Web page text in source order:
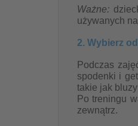
Ważne:
używanych
2. Wybierz
Podczas
spodenki i
takie jak
Po treningu
zewnątrz.